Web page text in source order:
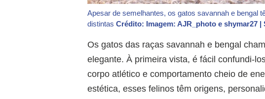
Apesar de semelhantes, os gatos savannah e bengal
distintasCrédito: Imagem: AJR_photo e shymar27
Os gatos das raças savannah e bengal
elegante. À primeira vista, é fácil confundi-
corpo atlético e comportamento cheio de
estética, esses felinos têm origens,